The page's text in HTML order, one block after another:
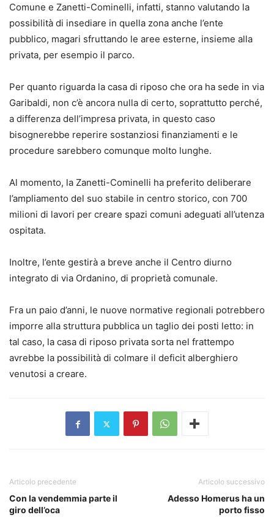
Comune e Zanetti-Cominelli, infatti, stanno valutando la
possibilità di insediare in quella zona anche l’ente
pubblico, magari sfruttando le aree esterne, insieme alla
privata, per esempio il parco.
Per quanto riguarda la casa di riposo che ora ha sede in via
Garibaldi, non c’è ancora nulla di certo, soprattutto perché,
a differenza dell’impresa privata, in questo caso
bisognerebbe reperire sostanziosi finanziamenti e le
procedure sarebbero comunque molto lunghe.
Al momento, la Zanetti-Cominelli ha preferito deliberare
l’ampliamento del suo stabile in centro storico, con 700
milioni di lavori per creare spazi comuni adeguati all’utenza
ospitata.
Inoltre, l’ente gestirà a breve anche il Centro diurno
integrato di via Ordanino, di proprietà comunale.
Fra un paio d’anni, le nuove normative regionali potrebbero
imporre alla struttura pubblica un taglio dei posti letto: in
tal caso, la casa di riposo privata sorta nel frattempo
avrebbe la possibilità di colmare il deficit alberghiero
venutosi a creare.
Articolo precedente
Con la vendemmia parte il
giro dell’oca
Articolo successivo
Adesso Homerus ha un
porto fisso